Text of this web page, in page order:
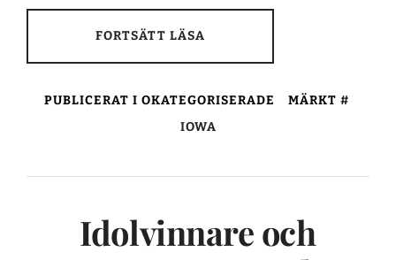
FORTSÄTT LÄSA
PUBLICERAT I OKATEGORISERADE
MÄRKT
IOWA
Idolvinnare och